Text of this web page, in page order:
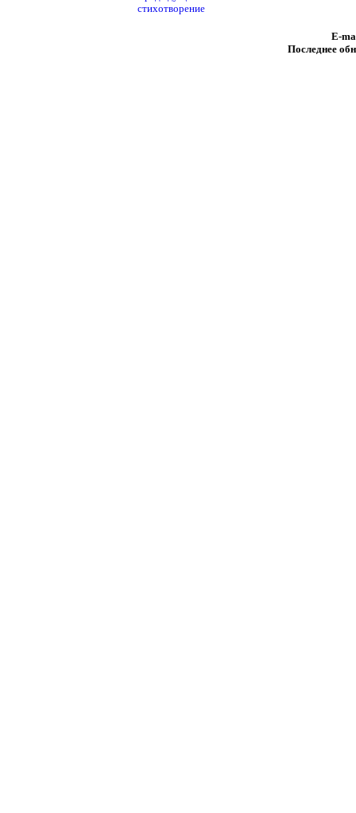
стихотворение
E-
Последнее